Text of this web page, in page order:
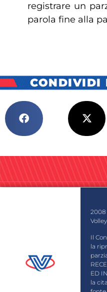
registrare un
parola fine alla
CONDIVIDI
2008
Volley
Il
la
ED
la